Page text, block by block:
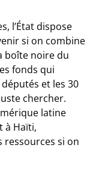
l’État dispose
si on combine
boîte noire du
fonds qui
et les 30
chercher.
latine
à Haïti,
ressources si on